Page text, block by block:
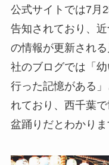
公式サイトでは7月
告知されており、
の情報が更新され
社のブログでは「
行った記憶がある
れており、西千葉
盆踊りだとわかりま